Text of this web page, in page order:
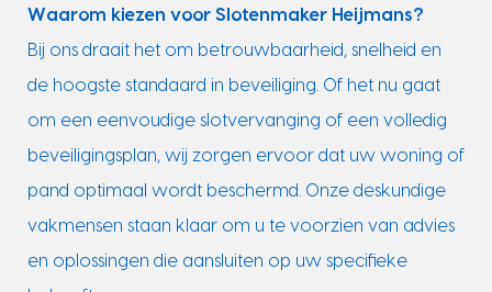
Waarom kiezen voor Slotenmaker Heijmans?
Bij ons draait het om betrouwbaarheid, snelheid en
de hoogste standaard in beveiliging. Of het nu gaat
om een eenvoudige slotvervanging of een volledig
beveiligingsplan, wij zorgen ervoor dat uw woning of
pand optimaal wordt beschermd. Onze deskundige
vakmensen staan klaar om u te voorzien van advies
en oplossingen die aansluiten op uw specifieke